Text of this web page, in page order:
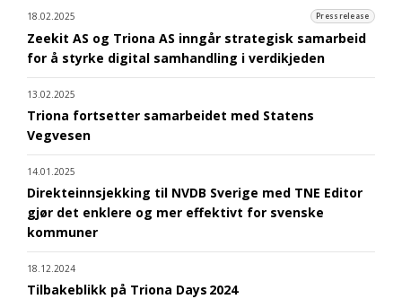
18.02.2025 Pressrelease
Zeekit AS og Triona AS inngår strategisk samarbeid
for å styrke digital samhandling i verdikjeden
13.02.2025
Triona fortsetter samarbeidet med Statens
Vegvesen
14.01.2025
Direkteinnsjekking til NVDB Sverige med TNE Editor
gjør det enklere og mer effektivt for svenske
kommuner
18.12.2024
Tilbakeblikk på Triona Days 2024